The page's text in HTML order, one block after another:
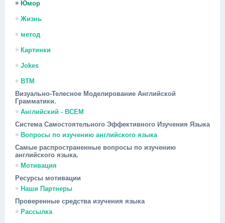
Юмор
Жизнь
метод
Картинки
Jokes
ВТМ
Визуально-Телесное Моделирование Английской
Грамматики.
Английский - ВСЕМ
Система Самостоятельного Эффективного Изучения Языка
Вопросы по изучению английского языка
Самые распространенные вопросы по изучению
английского языка.
Мотивация
Ресурсы мотивации
Наши Партнеры
Проверенные средства изучения языка
Рассылка